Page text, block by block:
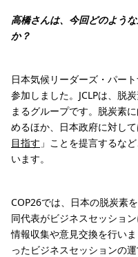
高橋さんは、今回どのよう
か？
日本気候リーダーズ・パー
参加しました。JCLPは、脱
まるグループです。脱炭素
めるほか、日本政府に対し
目指す 」ことを提言するな
います。
COP26では、日本の脱炭素
同代表がビジネスセッショ
情報収集や意見交換を行い
ったビジネスセッションの